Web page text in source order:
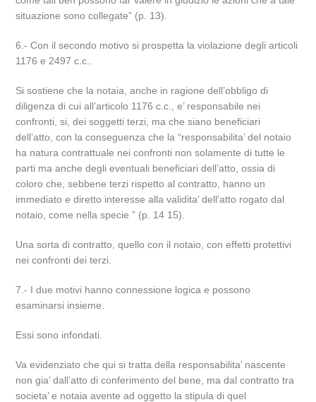
situazione sono collegate” (p. 13).
6.- Con il secondo motivo si prospetta la violazione degli articoli
1176 e 2497 c.c..
Si sostiene che la notaia, anche in ragione dell’obbligo di
diligenza di cui all’articolo 1176 c.c., e’ responsabile nei
confronti, si, dei soggetti terzi, ma che siano beneficiari
dell’atto, con la conseguenza che la “responsabilita’ del notaio
ha natura contrattuale nei confronti non solamente di tutte le
parti ma anche degli eventuali beneficiari dell’atto, ossia di
coloro che, sebbene terzi rispetto al contratto, hanno un
immediato e diretto interesse alla validita’ dell’atto rogato dal
notaio, come nella specie ” (p. 14 15).
Una sorta di contratto, quello con il notaio, con effetti protettivi
nei confronti dei terzi.
7.- I due motivi hanno connessione logica e possono
esaminarsi insieme.
Essi sono infondati.
Va evidenziato che qui si tratta della responsabilita’ nascente
non gia’ dall’atto di conferimento del bene, ma dal contratto tra
societa’ e notaia avente ad oggetto la stipula di quel